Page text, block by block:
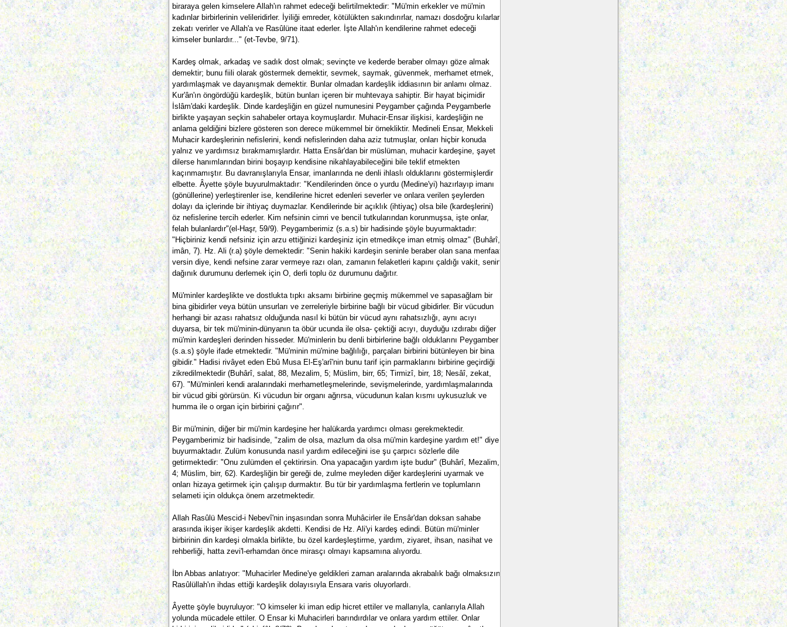
biraraya gelen kimselere Allah'ın rahmet edeceği belirtilmektedir: "Mü'min erkekler ve mü'min
kadınlar birbirlerinin velileridirler. İyiliği emreder, kötülükten sakındırırlar, namazı dosdoğru kılarlar,
zekatı verirler ve Allah'a ve Rasûlüne itaat ederler. İşte Allah'ın kendilerine rahmet edeceği
kimseler bunlardır..." (et-Tevbe, 9/71).
Kardeş olmak, arkadaş ve sadık dost olmak; sevinçte ve kederde beraber olmayı göze almak
demektir; bunu fiili olarak göstermek demektir, sevmek, saymak, güvenmek, merhamet etmek,
yardımlaşmak ve dayanışmak demektir. Bunlar olmadan kardeşlik iddiasının bir anlamı olmaz.
Kur'ân'ın öngördüğü kardeşlik, bütün bunları içeren bir muhtevaya sahiptir. Bir hayat biçimidir
İslâm'daki kardeşlik. Dinde kardeşliğin en güzel numunesini Peygamber çağında Peygamberle
birlikte yaşayan seçkin sahabeler ortaya koymuşlardır. Muhacir-Ensar ilişkisi, kardeşliğin ne
anlama geldiğini bizlere gösteren son derece mükemmel bir örnekliktir. Medineli Ensar, Mekkeli
Muhacir kardeşlerinin nefislerini, kendi nefislerinden daha aziz tutmuşlar, onları hiçbir konuda
yalnız ve yardımsız bırakmamışlardır. Hatta Ensâr'dan bir müslüman, muhacir kardeşine, şayet
dilerse hanımlarından birini boşayıp kendisine nikahlayabileceğini bile teklif etmekten
kaçınmamıştır. Bu davranışlarıyla Ensar, imanlarında ne denli ihlaslı olduklarını göstermişlerdir
elbette. Âyette şöyle buyurulmaktadır: "Kendilerinden önce o yurdu (Medine'yi) hazırlayıp imanı
(gönüllerine) yerleştirenler ise, kendilerine hicret edenleri severler ve onlara verilen şeylerden
dolayı da içlerinde bir ihtiyaç duymazlar. Kendilerinde bir açıklık (ihtiyaç) olsa bile (kardeşlerini)
öz nefislerine tercih ederler. Kim nefsinin cimri ve bencil tutkularından korunmuşsa, işte onlar,
felah bulanlardır"(el-Haşr, 59/9). Peygamberimiz (s.a.s) bir hadisinde şöyle buyurmaktadır:
"Hiçbiriniz kendi nefsiniz için arzu ettiğinizi kardeşiniz için etmedikçe iman etmiş olmaz" (Buhârî,
imân, 7). Hz. Ali (r.a) şöyle demektedir: "Senin hakiki kardeşin seninle beraber olan sana menfaat
versin diye, kendi nefsine zarar vermeye razı olan, zamanın felaketleri kapını çaldığı vakit, senin
dağınık durumunu derlemek için O, derli toplu öz durumunu dağıtır.
Mü'minler kardeşlikte ve dostlukta tıpkı aksamı birbirine geçmiş mükemmel ve sapasağlam bir
bina gibidirler veya bütün unsurları ve zerreleriyle birbirine bağlı bir vücud gibidirler. Bir vücudun
herhangi bir azası rahatsız olduğunda nasıl ki bütün bir vücud aynı rahatsızlığı, aynı acıyı
duyarsa, bir tek mü'minin-dünyanın ta öbür ucunda ile olsa- çektiği acıyı, duyduğu ızdırabı diğer
mü'min kardeşleri derinden hisseder. Mü'minlerin bu denli birbirlerine bağlı olduklarını Peygamber
(s.a.s) şöyle ifade etmektedir. "Mü'minin mü'mine bağlılığı, parçaları birbirini bütünleyen bir bina
gibidir." Hadisi rivâyet eden Ebû Musa El-Eş'arî'nin bunu tarif için parmaklarını birbirine geçirdiği
zikredilmektedir (Buhârî, salat, 88, Mezalim, 5; Müslim, birr, 65; Tirmizî, birr, 18; Nesâî, zekat,
67). "Mü'minleri kendi aralarındaki merhametleşmelerinde, sevişmelerinde, yardımlaşmalarında
bir vücud gibi görürsün. Ki vücudun bir organı ağrırsa, vücudunun kalan kısmı uykusuzluk ve
humma ile o organ için birbirini çağırır".
Bir mü'minin, diğer bir mü'min kardeşine her halükarda yardımcı olması gerekmektedir.
Peygamberimiz bir hadisinde, "zalim de olsa, mazlum da olsa mü'min kardeşine yardım et!" diye
buyurmaktadır. Zulüm konusunda nasıl yardım edileceğini ise şu çarpıcı sözlerle dile
getirmektedir: "Onu zulümden el çektirirsin. Ona yapacağın yardım işte budur" (Buhârî, Mezalim,
4; Müslim, birr, 62). Kardeşliğin bir gereği de, zulme meyleden diğer kardeşlerini uyarmak ve
onları hizaya getirmek için çalışıp durmaktır. Bu tür bir yardımlaşma fertlerin ve toplumların
selameti için oldukça önem arzetmektedir.
Allah Rasûlü Mescid-i Nebevî'nin inşasından sonra Muhâcirler ile Ensâr'dan doksan sahabe
arasında ikişer ikişer kardeşlik akdetti. Kendisi de Hz. Ali'yi kardeş edindi. Bütün mü'minler
birbirinin din kardeşi olmakla birlikte, bu özel kardeşleştirme, yardım, ziyaret, ihsan, nasihat ve
rehberliği, hatta zevi'l-erhamdan önce mirasçı olmayı kapsamına alıyordu.
İbn Abbas anlatıyor: "Muhacirler Medine'ye geldikleri zaman aralarında akrabalık bağı olmaksızın,
Rasûlüllah'ın ihdas ettiği kardeşlik dolayısıyla Ensara varis oluyorlardı.
Âyette şöyle buyruluyor: "O kimseler ki iman edip hicret ettiler ve mallarıyla, canlarıyla Allah
yolunda mücadele ettiler. O Ensar ki Muhacirleri barındırdılar ve onlara yardım ettiler. Onlar